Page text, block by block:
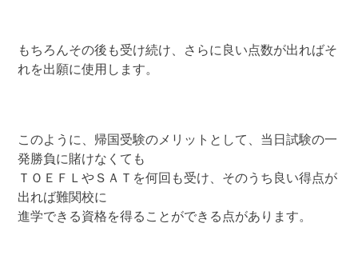
もちろんその後も受け続け、さらに良い点数が出ればそ
れを出願に使用します。
このように、帰国受験のメリットとして、当日試験の一
発勝負に賭けなくても
ＴＯＥＦＬやＳＡＴを何回も受け、そのうち良い得点が
出れば難関校に
進学できる資格を得ることができる点があります。